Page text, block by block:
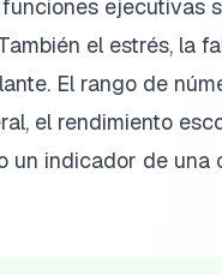
ejecutivas
el estrés, la
El rango de
el rendimiento
un indicador de